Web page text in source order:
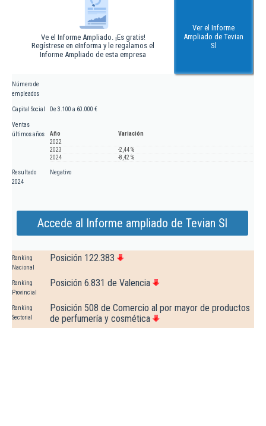
Ve el Informe Ampliado. ¡Es gratis!
Regístrese en eInforma y le regalamos el
Informe Ampliado de esta empresa
Ver el Informe
Ampliado de Tevian
Sl
Número de
empleados
Capital Social De 3.100 a 60.000 €
Ventas
últimos años
Año
Variación
2022
2023
-2,44 %
2024
-8,42 %
Resultado
2024
Negativo
Accede al Informe ampliado de Tevian Sl
Ranking
Nacional
Posición 122.383
Ranking
Provincial
Posición 6.831 de Valencia
Ranking
Sectorial
Posición 508 de Comercio al por mayor de productos
de perfumería y cosmética